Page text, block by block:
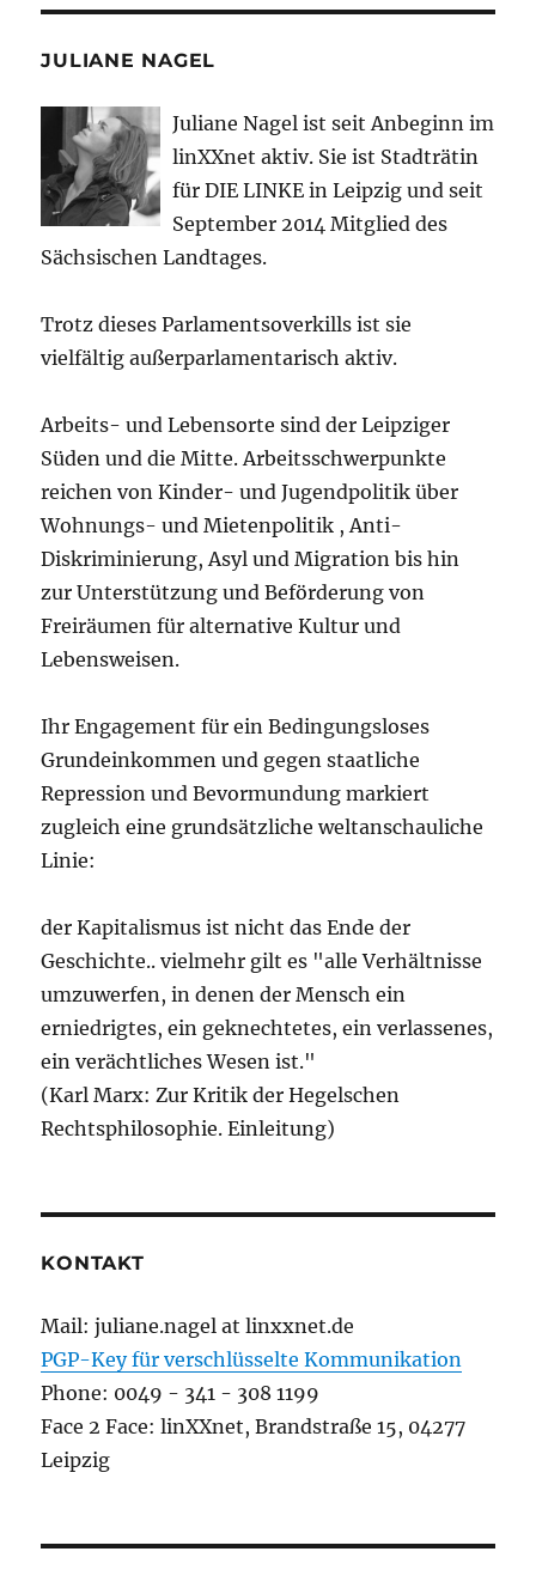
JULIANE NAGEL
Juliane Nagel ist seitAnbeginn im
linXXnet aktiv. Sie ist Stadträtin
für DIE LINKE in Leipzig und seit
September 2014 Mitglied des
Sächsischen Landtages.
Trotz dieses Parlamentsoverkills ist sie
vielfältig außerparlamentarisch aktiv.
Arbeits- und Lebensorte sind der Leipziger
Süden und die Mitte. Arbeitsschwerpunkte
reichen von Kinder- und Jugendpolitik über
Wohnungs- und Mietenpolitik , Anti-
Diskriminierung, Asyl und Migration bis hin
zur Unterstützung und Beförderung von
Freiräumen für alternative Kultur und
Lebensweisen.
Ihr Engagement für ein Bedingungsloses
Grundeinkommen und gegen staatliche
Repression und Bevormundung markiert
zugleich eine grundsätzliche weltanschauliche
Linie:
der Kapitalismus ist nicht das Ende der
Geschichte.. vielmehr gilt es "alle Verhältnisse
umzuwerfen, in denen der Mensch ein
erniedrigtes, ein geknechtetes, ein verlassenes,
ein verächtliches Wesen ist."
(Karl Marx: Zur Kritik der Hegelschen
Rechtsphilosophie. Einleitung)
KONTAKT
Mail: juliane.nagel at linxxnet.de
PGP-Key für verschlüsselte Kommunikation
Phone: 0049 - 341 - 308 1199
Face 2 Face: linXXnet, Brandstraße 15, 04277
Leipzig